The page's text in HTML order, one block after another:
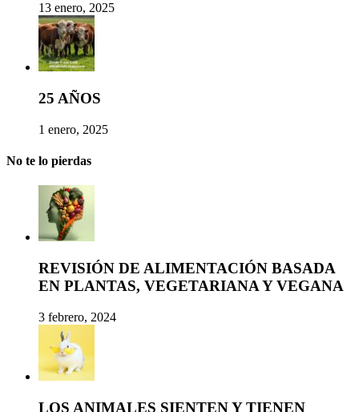
13 enero, 2025
25 AÑOS
1 enero, 2025
No te lo pierdas
REVISIÓN DE ALIMENTACIÓN BASADA
EN PLANTAS, VEGETARIANA Y VEGANA
3 febrero, 2024
LOS ANIMALES SIENTEN Y TIENEN